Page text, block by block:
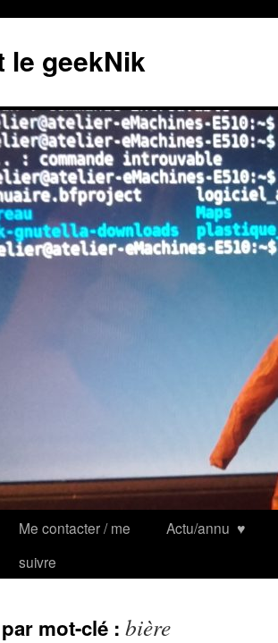
le geekNik
Me contacter / me
suivre
Actu/annu ♥
mot-clé : bière